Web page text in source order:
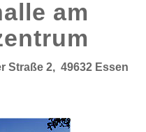
am
Straße 2, 49632 Essen